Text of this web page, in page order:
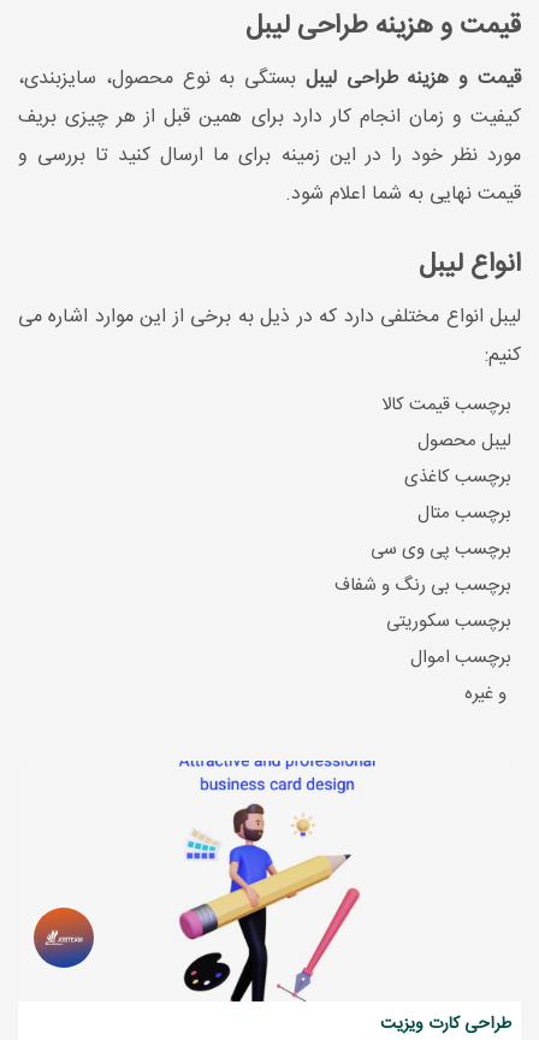
قیمت و هزینه طراحی لیبل
قیمت و هزینه طراحی لیبل بستگی به نوع محصول، سایزبندی،
کیفیت و زمان انجام کار دارد برای همین قبل از هر چیزی بریف
مورد نظر خود را در این زمینه برای ما ارسال کنید تا بررسی و
قیمت نهایی به شما اعلام شود.
انواع لیبل
لیبل انواع مختلفی دارد که در ذیل به برخی از این موارد اشاره می
کنیم:
برچسب قیمت کالا
لیبل محصول
برچسب کاغذی
برچسب متال
برچسب پی وی سی
برچسب بی رنگ و شفاف
برچسب سکوریتی
برچسب اموال
و غیره
طراحی کارت ویزیت